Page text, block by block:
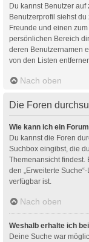
Du kannst Benutzer
Benutzerprofil siehst
Freunde und einen
persönlichen Bereich
deren Benutzernamen
von den Listen
Nach oben
Die Foren
Wie kann ich ein
Du kannst die Foren
Suchbox eingibst, die
Themenansicht findest.
den „Erweiterte
verfügbar ist.
Nach oben
Weshalb erhalte ich
Deine Suche war